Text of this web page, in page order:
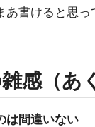
あ書けると思っ
感（あ
は間違いない